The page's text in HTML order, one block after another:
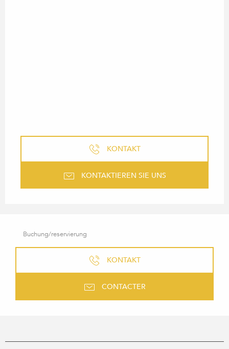
KONTAKT
KONTAKTIEREN SIE UNS
Buchung/reservierung
KONTAKT
CONTACTER